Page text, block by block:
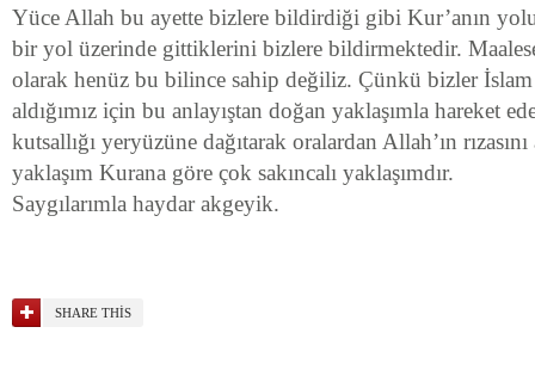
Yüce Allah bu ayette bizlere bildirdiği gibi Kur’anın
bir yol üzerinde gittiklerini bizlere bildirmektedir.
olarak henüz bu bilince sahip değiliz. Çünkü bizler
aldığımız için bu anlayıştan doğan yaklaşımla hareket
kutsallığı yeryüzüne dağıtarak oralardan Allah’ın
yaklaşım Kurana göre çok sakıncalı yaklaşımdır.
Saygılarımla haydar akgeyik.
SHARE THIS